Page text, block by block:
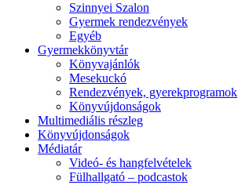
Szinnyei Szalon
Gyermek rendezvények
Egyéb
Gyermekkönyvtár
Könyvajánlók
Mesekuckó
Rendezvények, gyerekprogramok
Könyvújdonságok
Multimediális részleg
Könyvújdonságok
Médiatár
Videó- és hangfelvételek
Fülhallgató – podcastok